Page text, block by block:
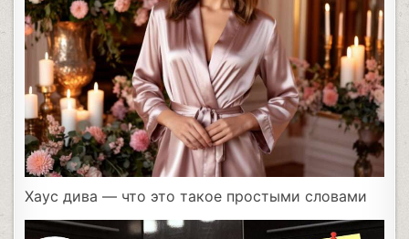
Хаус дива — что это такое простыми словами